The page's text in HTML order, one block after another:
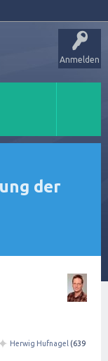
Anmelden
der
✦ Herwig Hufnagel (639